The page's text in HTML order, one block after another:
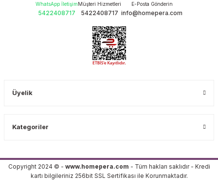
WhatsApp İletişim
5422408717
Müşteri Hizmetleri
5422408717
E-Posta Gönderin
info@homepera.com
Üyelik
Kategoriler
Copyright 2024 © - www.homepera.com - Tüm hakları saklıdır - Kredi
kartı bilgileriniz 256bit SSL Sertifikası ile Korunmaktadır.